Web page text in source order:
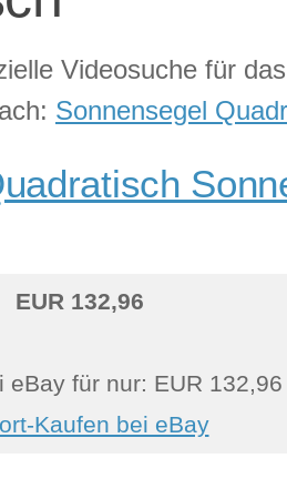
Videosuche für
Sonnensegel
EUR 132,96
eBay für nur: EUR 132,96
Kaufen bei eBay